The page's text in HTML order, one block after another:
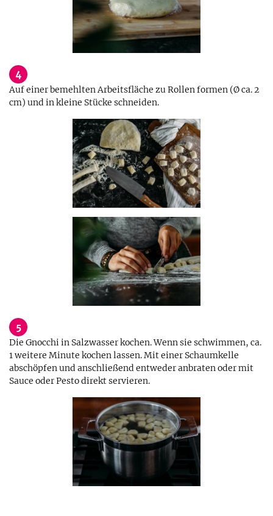
4
Auf einer bemehlten Arbeitsfläche zu Rollen formen (Ø ca. 2
cm) und in kleine Stücke schneiden.
5
Die Gnocchi in Salzwasser kochen. Wenn sie schwimmen, ca.
1 weitere Minute kochen lassen. Mit einer Schaumkelle
abschöpfen und anschließend entweder anbraten oder mit
Sauce oder Pesto direkt servieren.